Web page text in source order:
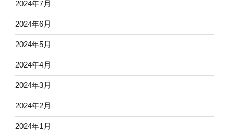
2024年7月
2024年6月
2024年5月
2024年4月
2024年3月
2024年2月
2024年1月